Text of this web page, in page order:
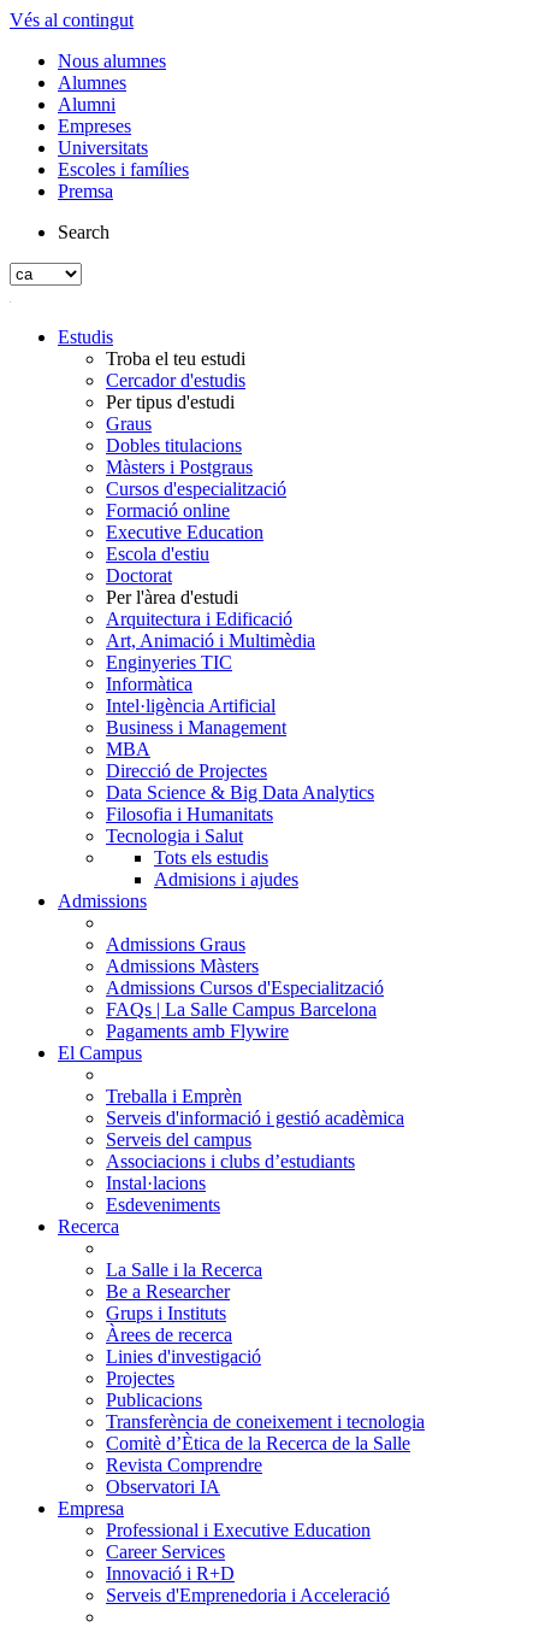
Vés al contingut
Nous alumnes
Alumnes
Alumni
Empreses
Universitats
Escoles i famílies
Premsa
Search
Estudis
Troba el teu estudi
Cercador d'estudis
Per tipus d'estudi
Graus
Dobles titulacions
Màsters i Postgraus
Cursos d'especialització
Formació online
Executive Education
Escola d'estiu
Doctorat
Per l'àrea d'estudi
Arquitectura i Edificació
Art, Animació i Multimèdia
Enginyeries TIC
Informàtica
Intel·ligència Artificial
Business i Management
MBA
Direcció de Projectes
Data Science & Big Data Analytics
Filosofia i Humanitats
Tecnologia i Salut
Tots els estudis
Admisions i ajudes
Admissions
Admissions Graus
Admissions Màsters
Admissions Cursos d'Especialització
FAQs | La Salle Campus Barcelona
Pagaments amb Flywire
El Campus
Treballa i Emprèn
Serveis d'informació i gestió acadèmica
Serveis del campus
Associacions i clubs d’estudiants
Instal·lacions
Esdeveniments
Recerca
La Salle i la Recerca
Be a Researcher
Grups i Instituts
Àrees de recerca
Linies d'investigació
Projectes
Publicacions
Transferència de coneixement i tecnologia
Comitè d’Ètica de la Recerca de la Salle
Revista Comprendre
Observatori IA
Empresa
Professional i Executive Education
Career Services
Innovació i R+D
Serveis d'Emprenedoria i Acceleració